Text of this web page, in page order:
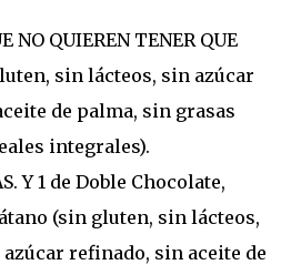
NO QUIEREN TENER QUE
sin lácteos, sin azúcar
de palma, sin grasas
integrales).
Y 1 de Doble Chocolate,
(sin gluten, sin lácteos,
refinado, sin aceite de